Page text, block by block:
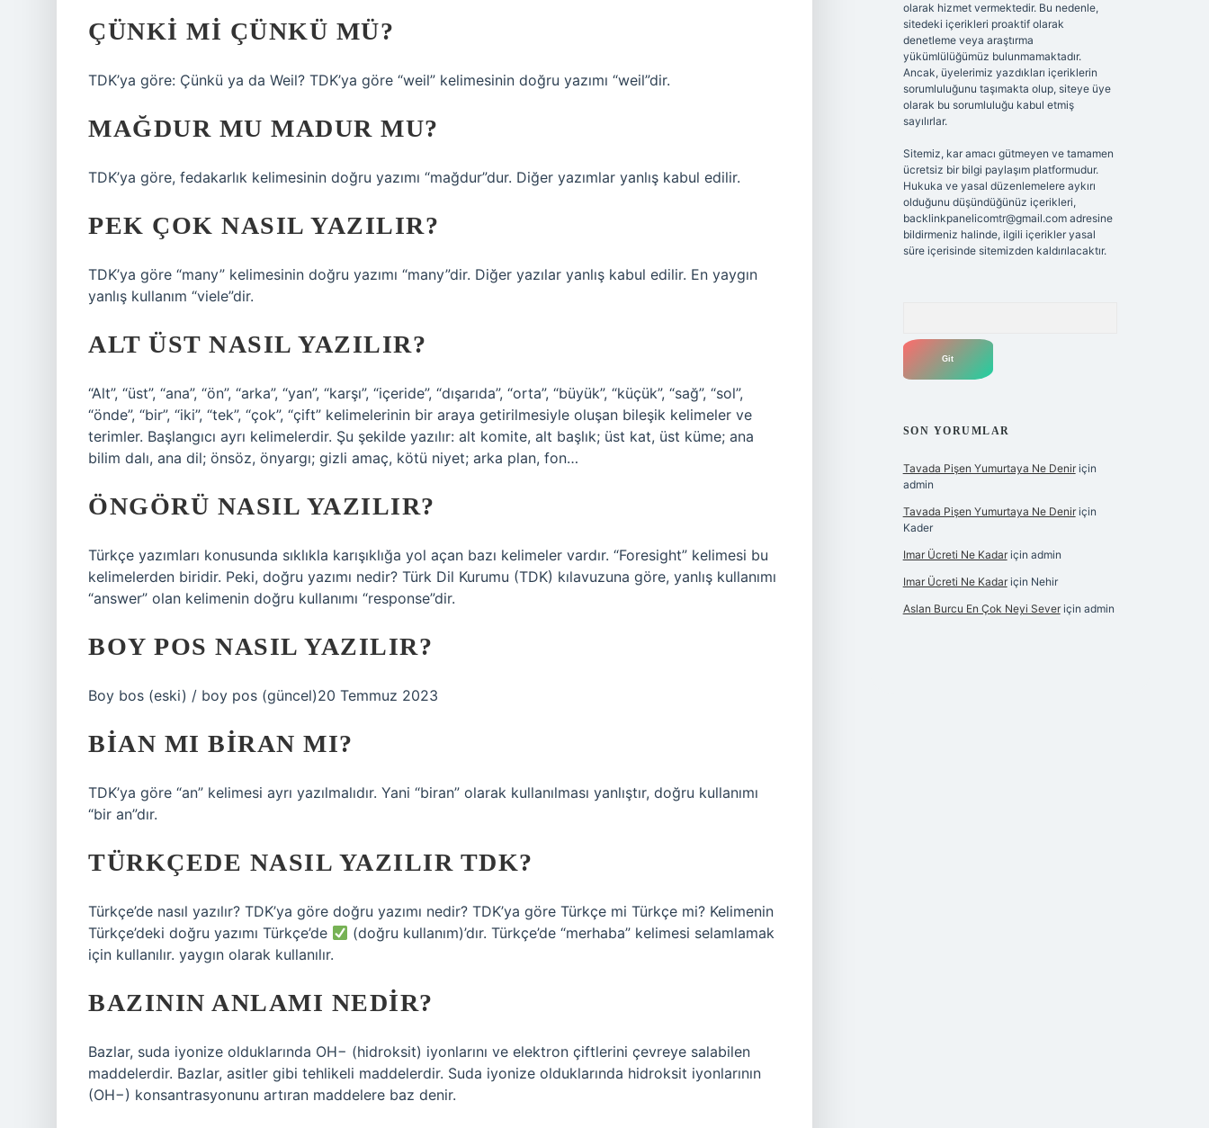
ÇÜNKI MI ÇÜNKÜ MÜ?
TDK’ya göre: Çünkü ya da Weil? TDK’ya göre “weil” kelimesinin doğru yazımı “weil”dir.
MAĞDUR MU MADUR MU?
TDK’ya göre, fedakarlık kelimesinin doğru yazımı “mağdur”dur. Diğer yazımlar yanlış kabul edilir.
PEK ÇOK NASIL YAZILIR?
TDK’ya göre “many” kelimesinin doğru yazımı “many”dir. Diğer yazılar yanlış kabul edilir. En yaygın
yanlış kullanım “viele”dir.
ALT ÜST NASIL YAZILIR?
“Alt”, “üst”, “ana”, “ön”, “arka”, “yan”, “karşı”, “içeride”, “dışarıda”, “orta”, “büyük”, “küçük”, “sağ”, “sol”,
“önde”, “bir”, “iki”, “tek”, “çok”, “çift” kelimelerinin bir araya getirilmesiyle oluşan bileşik kelimeler ve
terimler. Başlangıcı ayrı kelimelerdir. Şu şekilde yazılır: alt komite, alt başlık; üst kat, üst küme; ana
bilim dalı, ana dil; önsöz, önyargı; gizli amaç, kötü niyet; arka plan, fon…
ÖNGÖRÜ NASIL YAZILIR?
Türkçe yazımları konusunda sıklıkla karışıklığa yol açan bazı kelimeler vardır. “Foresight” kelimesi bu
kelimelerden biridir. Peki, doğru yazımı nedir? Türk Dil Kurumu (TDK) kılavuzuna göre, yanlış kullanımı
“answer” olan kelimenin doğru kullanımı “response”dir.
BOY POS NASIL YAZILIR?
Boy bos (eski) / boy pos (güncel)20 Temmuz 2023
BIAN MI BIRAN MI?
TDK’ya göre “an” kelimesi ayrı yazılmalıdır. Yani “biran” olarak kullanılması yanlıştır, doğru kullanımı
“bir an”dır.
TÜRKÇEDE NASIL YAZILIR TDK?
Türkçe’de nasıl yazılır? TDK’ya göre doğru yazımı nedir? TDK’ya göre Türkçe mi Türkçe mi? Kelimenin
Türkçe’deki doğru yazımı Türkçe’de
(doğru kullanım)’dır. Türkçe’de “merhaba” kelimesi selamlamak
için kullanılır. yaygın olarak kullanılır.
BAZININ ANLAMI NEDIR?
Bazlar, suda iyonize olduklarında OH− (hidroksit) iyonlarını ve elektron çiftlerini çevreye salabilen
maddelerdir. Bazlar, asitler gibi tehlikeli maddelerdir. Suda iyonize olduklarında hidroksit iyonlarının
(OH−) konsantrasyonunu artıran maddelere baz denir.
olarak hizmet vermektedir. Bu nedenle,
sitedeki içerikleri proaktif olarak
denetleme veya araştırma
yükümlülüğümüz bulunmamaktadır.
Ancak, üyelerimiz yazdıkları içeriklerin
sorumluluğunu taşımakta olup, siteye üye
olarak bu sorumluluğu kabul etmiş
sayılırlar.
Sitemiz, kar amacı gütmeyen ve tamamen
ücretsiz bir bilgi paylaşım platformudur.
Hukuka ve yasal düzenlemelere aykırı
olduğunu düşündüğünüz içerikleri,
backlinkpanelicomtr@gmail.comadresine
bildirmeniz halinde, ilgili içerikler yasal
süre içerisinde sitemizden kaldırılacaktır.
SON YORUMLAR
Tavada Pişen Yumurtaya Ne Deniriçin
admin
Tavada Pişen Yumurtaya Ne Deniriçin
Kader
Imar Ücreti Ne Kadariçin admin
Imar Ücreti Ne Kadariçin Nehir
Aslan Burcu En Çok Neyi Severiçin admin